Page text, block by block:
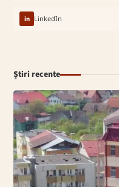
in LinkedIn
Știri recente